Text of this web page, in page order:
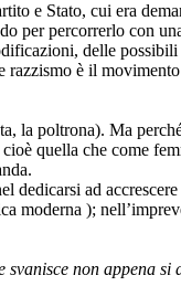
e Stato, cui era
per percorrerlo con
delle
razzismo è il
la poltrona). Ma
quella che come
dedicarsi ad
moderna );
non appena si